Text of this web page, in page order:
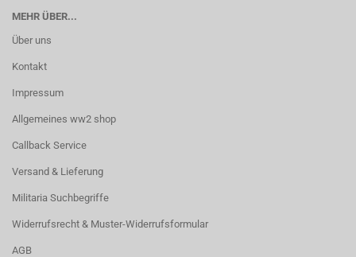
MEHR ÜBER...
Über uns
Kontakt
Impressum
Allgemeines ww2 shop
Callback Service
Versand & Lieferung
Militaria Suchbegriffe
Widerrufsrecht & Muster-Widerrufsformular
AGB